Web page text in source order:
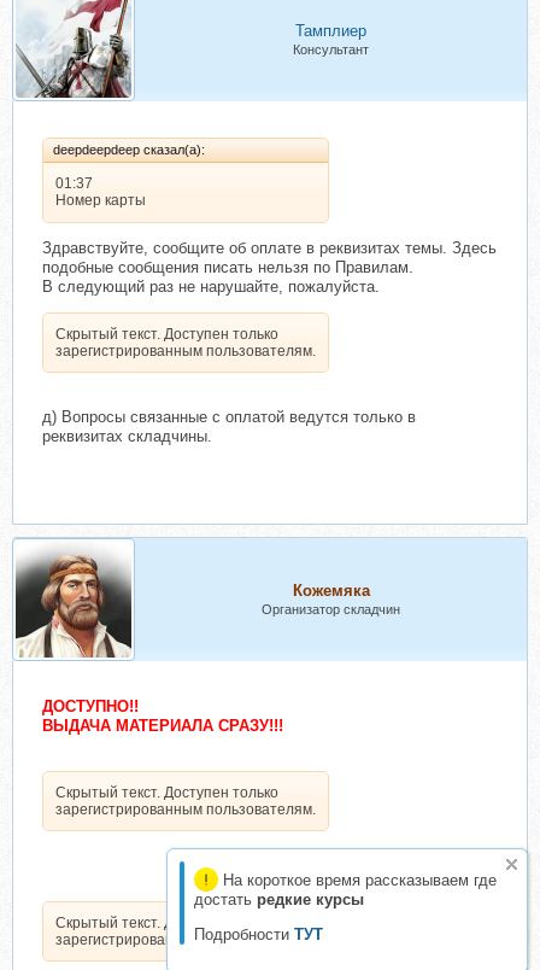
На короткое время рассказываем где
достать редкие курсы
Подробности ТУТ
Тамплиер
Консультант
deepdeepdeep сказал(а):
01:37
Номер карты
Здравствуйте, сообщите об оплате в реквизитах темы. Здесь
подобные сообщения писать нельзя по Правилам.
В следующий раз не нарушайте, пожалуйста.
Скрытый текст. Доступен только
зарегистрированным пользователям.
д) Вопросы связанные с оплатой ведутся только в
реквизитах складчины.
Кожемяка
Организатор складчин
ДОСТУПНО!!
ВЫДАЧА МАТЕРИАЛА СРАЗУ!!!
Скрытый текст. Доступен только
зарегистрированным пользователям.
Скрытый текст. Доступен только
зарегистрированным пользователям.